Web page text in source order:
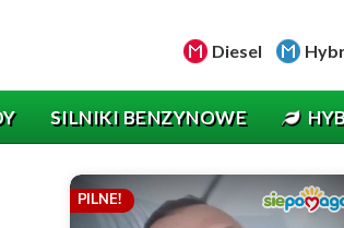
Diesel
SILNIKI BENZYNOWE